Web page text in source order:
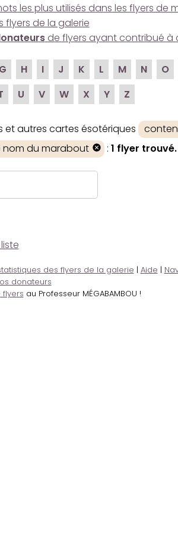
les plus utilisés dans les flyers de
flyers de la galerie
de flyers ayant contribué à
G H I J K L M N
O
U V W X Y Z
et autres cartes ésotériques
nom du marabout : 1 flyer trouvé.
des flyers de la galerie | Aide |
donateurs
flyers au Professeur MÉGABAMBOU !